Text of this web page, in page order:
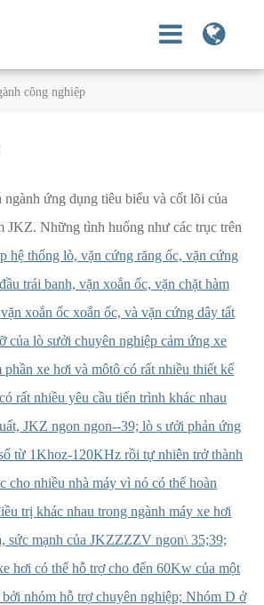
công nghiệp
ngành ứng dụng tiêu biểu và cốt lõi của
JKZ. Những tình huống như các trục trên
hệ thống lò, vặn cứng răng ốc, vặn cứng
trái banh, vặn xoắn ốc, vặn chặt hàm
xoắn ốc xoắn ốc, và vặn cứng dây tất
của lò sưởi chuyên nghiệp cảm ứng xe
xe hơi và môtô có rất nhiều thiết kế
rất nhiều yêu cầu tiến trình khác nhau
JKZ ngon ngon--39; lò s ưởi phản ứng
từ 1Khoz-120KHz rồi tự nhiên trở thành
cho nhiều nhà máy vì nó có thể hoàn
trị khác nhau trong ngành máy xe hơi
sức mạnh của JKZZZZV ngon\ 35;39;
hơi có thể hỗ trợ cho đến 60Kw của một
nhóm hỗ trợ chuyên nghiệp; Nhóm D ở